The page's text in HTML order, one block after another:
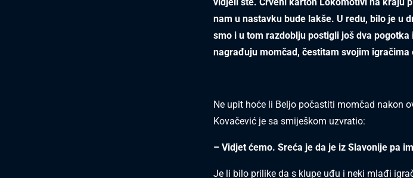
nam u nastavku bude lakše. U redu, bilo je u
smo i u tom razdoblju postigli još dva
nagrađuju momčad, čestitam svojim igračima
Ne upit hoće li Beljo počastiti momčad nakon
Kovačević je sa smiješkom uzvratio:
– Vidjet ćemo. Sreća je da je iz Slavonije pa
Je li bilo prilike da s klupe uđu i neki mlađi